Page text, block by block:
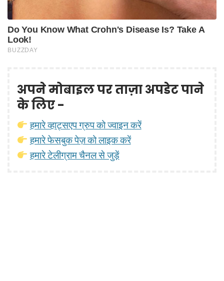
अपने मोबाइल पर ताज़ा अपडेट पाने
के लिए -
हमारे व्हाट्सएप ग्रुप को ज्वाइन करें
हमारे फेसबुक पेज़ को लाइक करें
हमारे टेलीग्राम चैनल से जुड़ें